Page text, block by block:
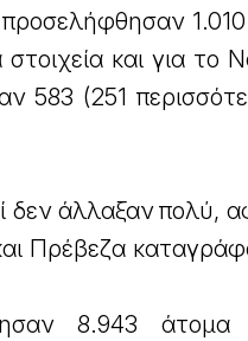
1.010
και για το
583 (251
δεν άλλαξαν πολύ,
Πρέβεζα
8.943 άτομα